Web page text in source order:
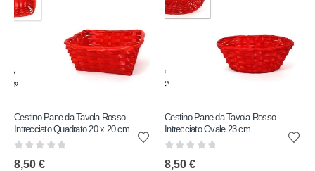
Cestino Pane da Tavola Rosso
Intrecciato Quadrato 20 x 20 cm
8,50 €
Cestino Pane da Tavola Rosso
Intrecciato Ovale 23 cm
8,50 €